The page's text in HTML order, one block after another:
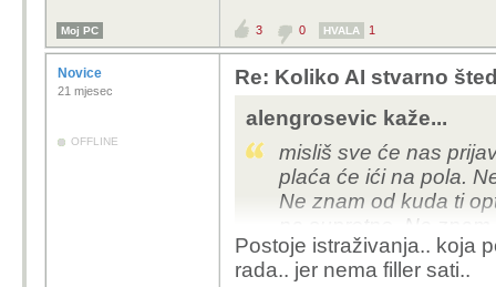
Moj PC 3 0 HVALA 1
Novice
21 mjesec
OFFLINE
Re: Koliko AI stvarno
alengrosevic kaže...
misliš sve će nas
plaća će ići na pola.
Ne znam od kuda ti
na suprotno. Ne
posao postojećim
plaću. Ne kužim tu
Postoje istraživanja.. koja
rada.. jer nema filler sati..